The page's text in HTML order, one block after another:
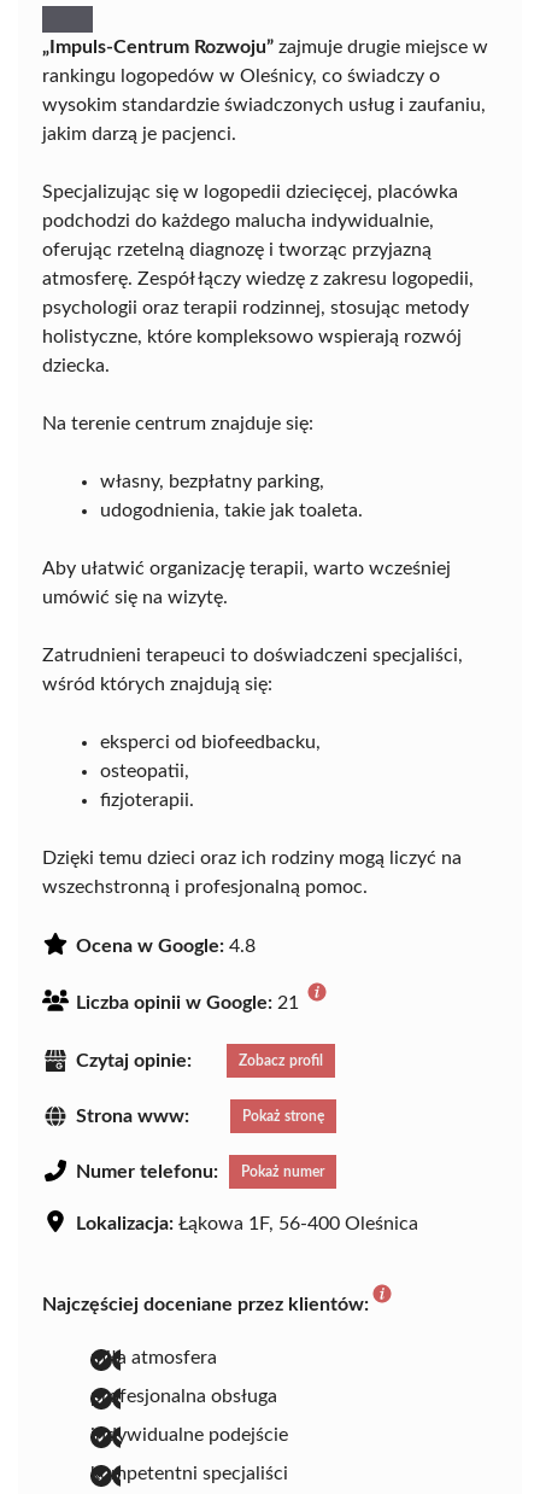
„Impuls-Centrum Rozwoju” zajmuje drugie miejsce w
rankingu logopedów w Oleśnicy, co świadczy o
wysokim standardzie świadczonych usług i zaufaniu,
jakim darzą je pacjenci.
Specjalizując się w logopedii dziecięcej, placówka
podchodzi do każdego malucha indywidualnie,
oferując rzetelną diagnozę i tworząc przyjazną
atmosferę. Zespół łączy wiedzę z zakresu logopedii,
psychologii oraz terapii rodzinnej, stosując metody
holistyczne, które kompleksowo wspierają rozwój
dziecka.
Na terenie centrum znajduje się:
własny, bezpłatny parking,
udogodnienia, takie jak toaleta.
Aby ułatwić organizację terapii, warto wcześniej
umówić się na wizytę.
Zatrudnieni terapeuci to doświadczeni specjaliści,
wśród których znajdują się:
eksperci od biofeedbacku,
osteopatii,
fizjoterapii.
Dzięki temu dzieci oraz ich rodziny mogą liczyć na
wszechstronną i profesjonalną pomoc.
Ocena w Google: 4.8
Liczba opinii w Google: 21
Czytaj opinie: Zobacz profil
Strona www: Pokaż stronę
Numer telefonu: Pokaż numer
Lokalizacja: Łąkowa 1F, 56-400 Oleśnica
Najczęściej doceniane przez klientów:
miła atmosfera
profesjonalna obsługa
indywidualne podejście
kompetentni specjaliści